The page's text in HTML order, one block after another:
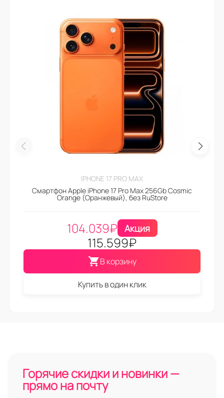
IPHONE 17 PRO MAX
Смартфон Apple iPhone 17 Pro Max 256Gb Cosmic
Orange (Оранжевый), без RuStore
104.039₽ Акция
115.599₽
В корзину
Купить в один клик
Горячие скидки и новинки —
прямо на почту